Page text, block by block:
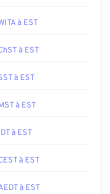
à EST
à EST
à EST
à EST
à EST
à EST
à EST